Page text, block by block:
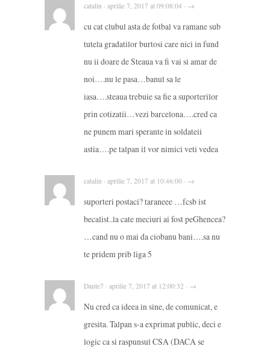
catalin · aprilie 7, 2017 at 09:08:04 · →
cu cat clubul asta de fotbal va ramane sub
tutela gradatilor burtosi care nici in fund
nu ii doare de Steaua va fi vai si amar de
noi….nu le pasa…banul sa le
iasa….steaua trebuie sa fie a suporterilor
prin cotizatii…vezi barcelona….cred ca
ne punem mari sperante in soldateii
astia….pe talpan il vor nimici veti vedea
catalin · aprilie 7, 2017 at 10:46:00 · →
suporteri postaci? taraneee …fcsb ist
becalist..la cate meciuri ai fost peGhencea?
…cand nu o mai da ciobanu bani….sa nu
te pridem prib liga 5
Dante7 · aprilie 7, 2017 at 12:00:32 · →
Nu cred ca ideea in sine, de comunicat, e
gresita. Talpan s-a exprimat public, deci e
logic ca si raspunsul CSA (DACA se